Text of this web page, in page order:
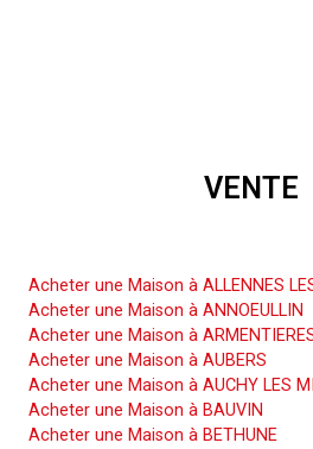
VENTE
Acheter une Maison à ALLENNES
Acheter une Maison à ANNOEULLIN
Acheter une Maison à
Acheter une Maison à AUBERS
Acheter une Maison à AUCHY LES
Acheter une Maison à BAUVIN
Acheter une Maison à BETHUNE